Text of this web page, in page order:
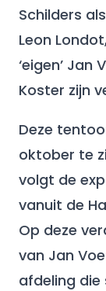
Schilders
Leon
‘eigen’ Jan
Koster zijn
Deze
oktober te
volgt de
vanuit de
Op deze
van Jan
afdeling die